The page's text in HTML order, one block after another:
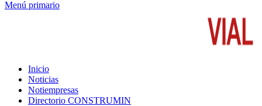
Menú primario
Inicio
Noticias
Notiempresas
Directorio CONSTRUMIN